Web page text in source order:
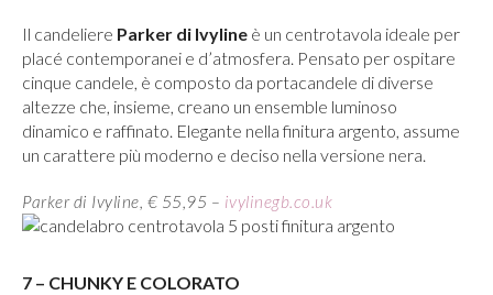
Il candeliere Parker di Ivyline è un centrotavola ideale per
placé contemporanei e d’atmosfera. Pensato per ospitare
cinque candele, è composto da portacandele di diverse
altezze che, insieme, creano un ensemble luminoso
dinamico e raffinato. Elegante nella finitura argento, assume
un carattere più moderno e deciso nella versione nera.
Parker di Ivyline, € 55,95 – ivylinegb.co.uk
7 – CHUNKY E COLORATO